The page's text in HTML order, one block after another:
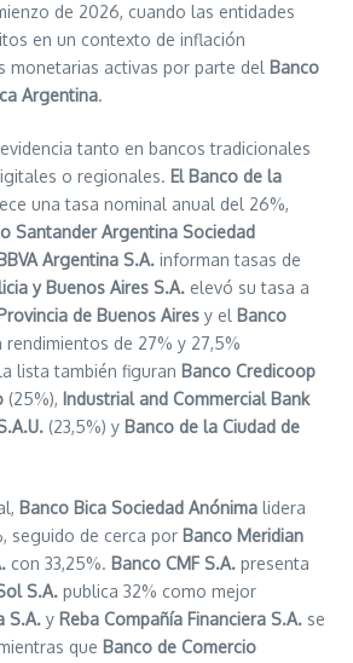
de 2026, cuando las entidades
en un contexto de inflación
monetarias activas por parte del Banco
Argentina.
tanto en bancos tradicionales
o regionales. El Banco de la
una tasa nominal anual del 26%,
Santander Argentina Sociedad
Argentina S.A. informan tasas de
y Buenos Aires S.A. elevó su tasa a
de Buenos Aires y el Banco
rendimientos de 27% y 27,5%
lista también figuran Banco Credicoop
(25%), Industrial and Commercial Bank
(23,5%) y Banco de la Ciudad de
Banco Bica Sociedad Anónima lidera
seguido de cerca por Banco Meridian
con 33,25%. Banco CMF S.A. presenta
S.A. publica 32% como mejor
S.A. y Reba Compañía Financiera S.A. se
que Banco de Comercio